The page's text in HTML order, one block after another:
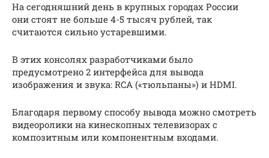
На сегодняшний день в крупных городах России
они стоят не больше 4-5 тысяч рублей, так
считаются сильно устаревшими.
В этих консолях разработчиками было
предусмотрено 2 интерфейса для вывода
изображения и звука: RCA («тюльпаны») и HDMI.
Благодаря первому способу вывода можно смотреть
видеоролики на кинескопных телевизорах с
композитным или компонентным входами.